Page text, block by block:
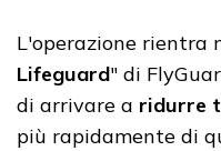
L'operazione rientra
Lifeguard" di
di arrivare a ridurre
più rapidamente di